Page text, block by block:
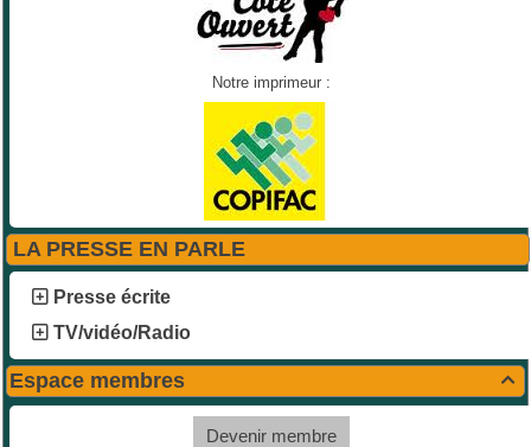
Notre imprimeur :
LA PRESSE EN PARLE
Presse écrite
TV/vidéo/Radio

Espace membres
Devenir membre